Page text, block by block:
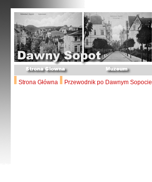
Strona Główna Przewodnik po Dawnym Sopocie